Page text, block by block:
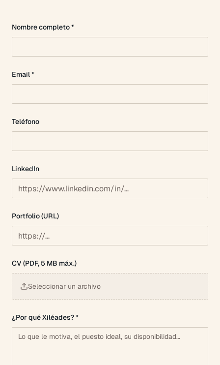
Nombre completo *
Email *
Teléfono
LinkedIn
Portfolio (URL)
CV (PDF, 5 MB máx.)
Seleccionar un archivo
¿Por qué Xiléades? *